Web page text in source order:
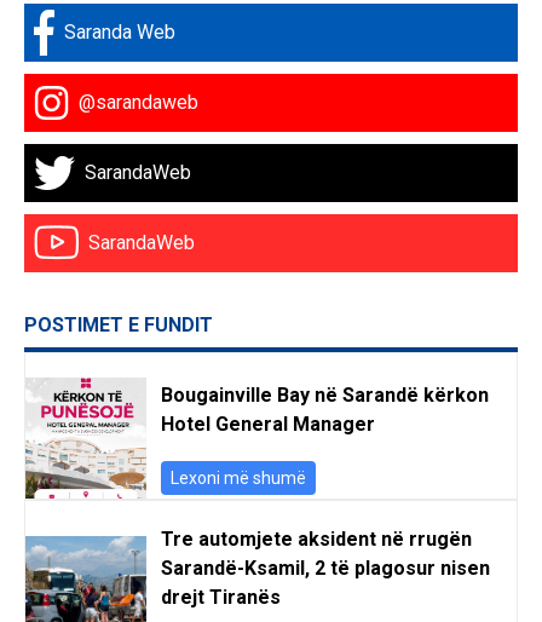
Saranda Web
@sarandaweb
SarandaWeb
SarandaWeb
POSTIMET E FUNDIT
Bougainville Bay në Sarandë kërkon
Hotel General Manager
Lexoni më shumë
Tre automjete aksident në rrugën
Sarandë-Ksamil, 2 të plagosur nisen
drejt Tiranës